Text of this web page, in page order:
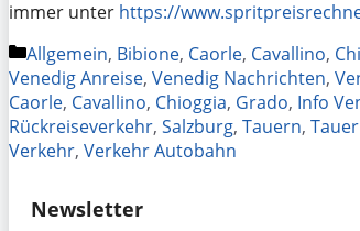
immer unter https://
Kategorien
Allgemein, Bibione, Caorle, Cavallino,
Venedig Anreise, Venedig Nachrichten,
Caorle, Cavallino, Chioggia, Grado, Info
Rückreiseverkehr, Salzburg, Tauern,
Verkehr, Verkehr Autobahn
Newsletter